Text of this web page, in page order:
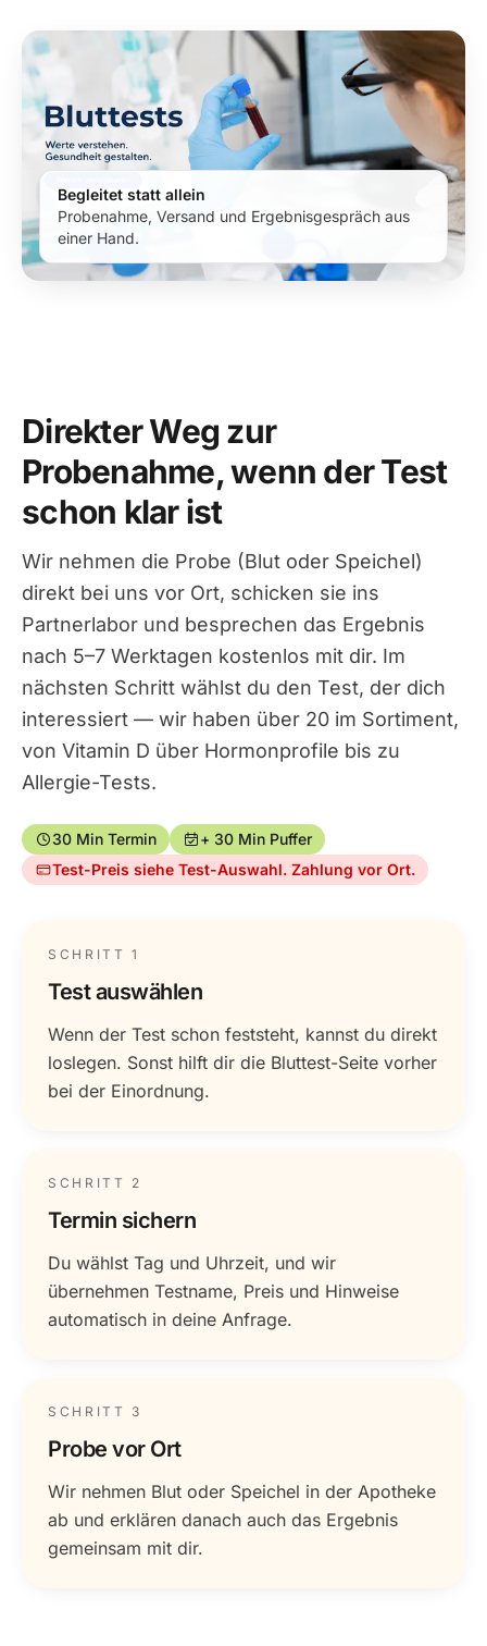
Begleitet statt allein
Probenahme, Versand und Ergebnisgespräch aus
einer Hand.
Direkter Weg zur
Probenahme, wenn der Test
schon klar ist
Wir nehmen die Probe (Blut oder Speichel)
direkt bei uns vor Ort, schicken sie ins
Partnerlabor und besprechen das Ergebnis
nach 5–7 Werktagen kostenlos mit dir. Im
nächsten Schritt wählst du den Test, der dich
interessiert — wir haben über 20 im Sortiment,
von Vitamin D über Hormonprofile bis zu
Allergie-Tests.
30 Min Termin
+ 30 Min Puffer
Test-Preis siehe Test-Auswahl. Zahlung vor Ort.
SCHRITT 1
Test auswählen
Wenn der Test schon feststeht, kannst du direkt
loslegen. Sonst hilft dir die Bluttest-Seite vorher
bei der Einordnung.
SCHRITT 2
Termin sichern
Du wählst Tag und Uhrzeit, und wir
übernehmen Testname, Preis und Hinweise
automatisch in deine Anfrage.
SCHRITT 3
Probe vor Ort
Wir nehmen Blut oder Speichel in der Apotheke
ab und erklären danach auch das Ergebnis
gemeinsam mit dir.